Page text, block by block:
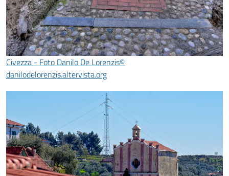
Civezza - Foto Danilo De Lorenzis©
danilodelorenzis.altervista.org